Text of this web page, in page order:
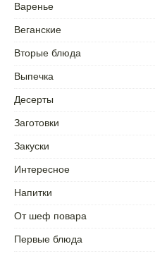
Варенье
Веганские
Вторые блюда
Выпечка
Десерты
Заготовки
Закуски
Интересное
Напитки
От шеф повара
Первые блюда